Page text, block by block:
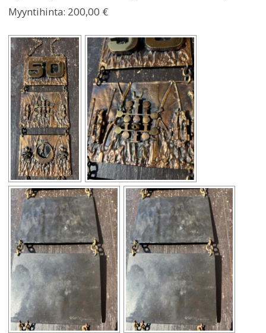
Myyntihinta: 200,00 €